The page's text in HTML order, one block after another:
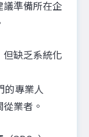
議準備所在企
但缺乏系統化
的專業人
業者。